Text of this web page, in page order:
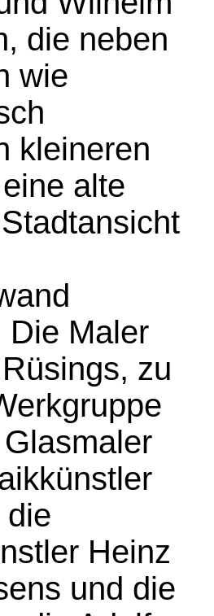
die neben
wie
kleineren
alte
Die Maler
zu
die
Heinz
und die